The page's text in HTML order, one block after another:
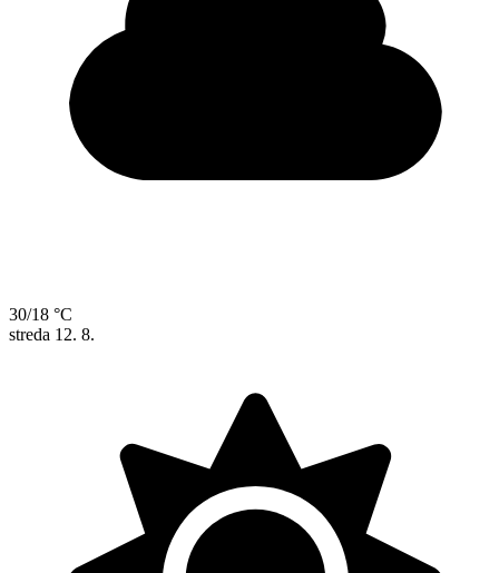
30/18 °C
streda 12. 8.